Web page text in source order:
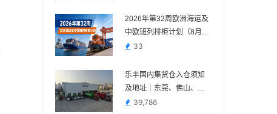
2026年第32周欧洲海运及
中欧班列排柜计划（8月3
日—8月9日）
33
乐丰国内集货仓入仓须知
及地址｜东莞、佛山、义
乌、苏州、宁波
39,786